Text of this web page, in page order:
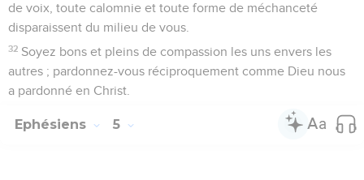
de voix, toute calomnie et toute forme de méchanceté
disparaissent du milieu de vous.
32 Soyez bons et pleins de compassion les uns envers les
autres ; pardonnez-vous réciproquement comme Dieu nous
a pardonné en Christ.
Ephésiens 5